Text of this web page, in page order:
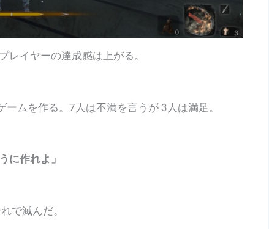
イヤーの達成感は上がる。
ムを作る。7人は不満を言うが 3人は満足。
に作れよ」
で滅んだ。